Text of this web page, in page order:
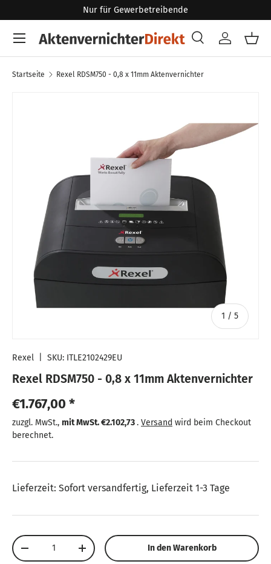
Direkt zum Inhalt
Nur für Gewerbetreibende
Suchen
Art
SucheKonto
Menü
Startseite Rexel RDSM750 - 0,8 x 11mm Aktenvernichter
1 / von
5
Rexel SKU: ITLE2102429EU
Rexel RDSM750 - 0,8 x 11mm Aktenvernichter
Normaler Preis
€1.767,00 *
zuzgl. MwSt., Normaler Preis
mit MwSt.€2.102,73. Versand wird beim Checkout
berechnet.
Lieferzeit: Sofort versandfertig, Lieferzeit 1-3 Tage
Anzahl
Menge verringernMenge erhöhen In den Warenkorb